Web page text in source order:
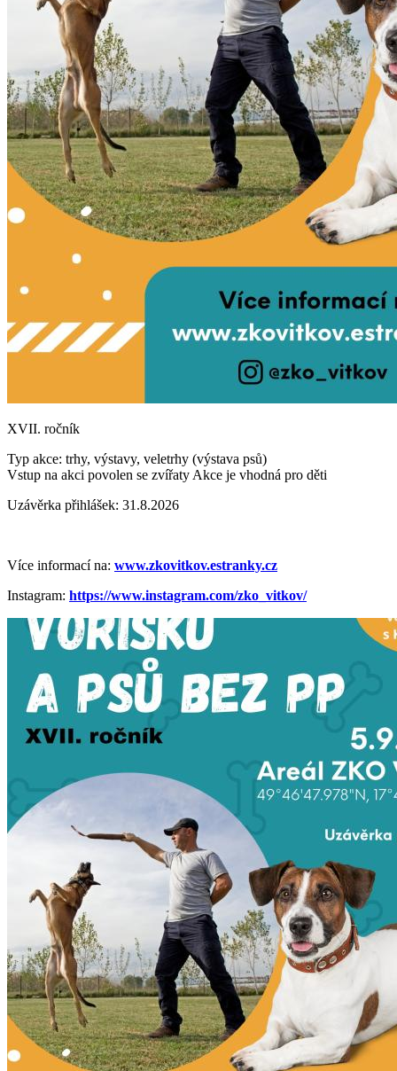
XVII. ročník
Typ akce: trhy, výstavy, veletrhy (výstava psů)
Vstup na akci povolen se zvířaty Akce je vhodná pro děti
Uzávěrka přihlášek: 31.8.2026
Více informací na: www.zkovitkov.estranky.cz
Instagram: https://www.instagram.com/zko_vitkov/